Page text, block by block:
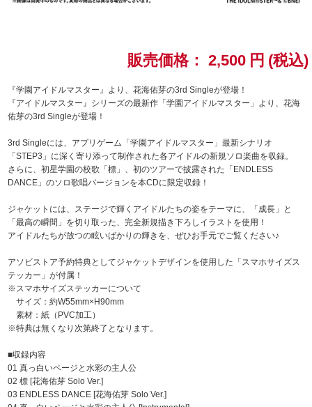
ラブライブ！シリーズ
ラブライブ！
ラブライブ！サンシャイン‼
ラブライブ！虹ヶ咲学園スクールアイドル同好会
ラブライブ！スーパースター!!
モフモフパレード
販売価格： 2,500 円 (税込)
『学園アイドルマスター』より、花海佑芽の3rd Singleが登場！
『アイドルマスター』シリーズの最新作「学園アイドルマスター」より、花海
佑芽の3rd Singleが登場！
3rd Singleには、アプリゲーム「学園アイドルマスター」最新シナリオ
「STEP3」に深く寄り添って制作された各アイドルの新規ソロ楽曲を収録。
さらに、初星学園の校歌「標」、初のツアーで披露された「ENDLESS
DANCE」のソロ歌唱バージョンを本CDに限定収録！
ジャケットには、ステージで輝くアイドルたちの姿をテーマに、「成長」と
「最高の瞬間」を切り取った、完全新規描き下ろしイラストを使用！
アイドルたちが放つの眩いばかりの輝きを、ぜひお手元でご覧ください♪
アソビストア予約特典としてジャケットデザインを使用した「スマホサイズス
テッカー」が付属！
※スマホサイズステッカーについて
サイズ：約W55mm×H90mm
素材：紙（PVC加工）
※特典は無くなり次第終了となります。
■収録内容
01 真っ白いページと水彩の主人公
02 標 [花海佑芽 Solo Ver.]
03 ENDLESS DANCE [花海佑芽 Solo Ver.]